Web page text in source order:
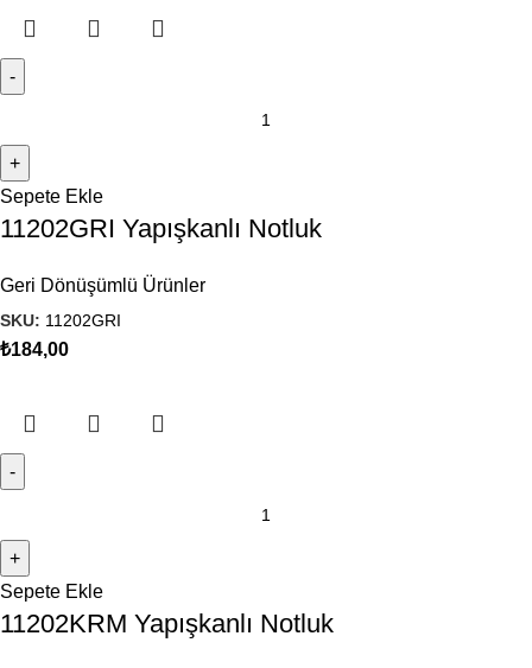
Sepete Ekle
11202GRI Yapışkanlı Notluk
Geri Dönüşümlü Ürünler
SKU: 11202GRI
₺184,00
Sepete Ekle
11202KRM Yapışkanlı Notluk